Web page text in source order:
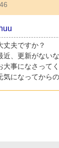
丈夫ですか？
近、更新がない
大事になさってく
気になってから